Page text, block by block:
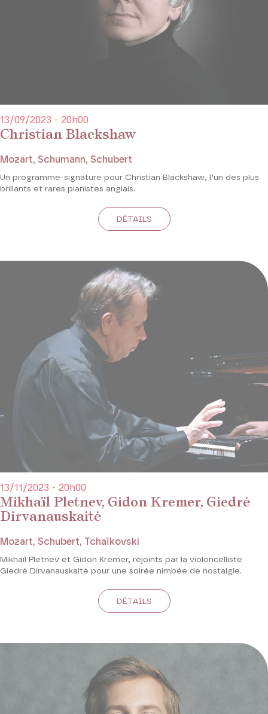
Christian Blackshaw
13/09/2023 - 20h00
Mozart, Schumann, Schubert
Un programme-signature pour Christian Blackshaw, l’un des plus
brillants et rares pianistes anglais.
DÉTAILS
Mikhaïl Pletnev, Gidon Kremer, Giedrė
Dirvanauskaitė
13/11/2023 - 20h00
Mozart, Schubert, Tchaïkovski
Mikhaïl Pletnev et Gidon Kremer, rejoints par la violoncelliste
Giedrė Dirvanauskaitė pour une soirée nimbée de nostalgie.
DÉTAILS